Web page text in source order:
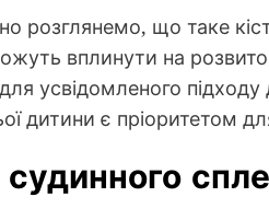
розглянемо, що таке
можуть вплинути на
усвідомленого підходу
дитини є пріоритетом